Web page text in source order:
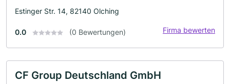
Estinger Str. 14, 82140 Olching
0.0 (0 Bewertungen) Firma bewerten
CF Group Deutschland GmbH